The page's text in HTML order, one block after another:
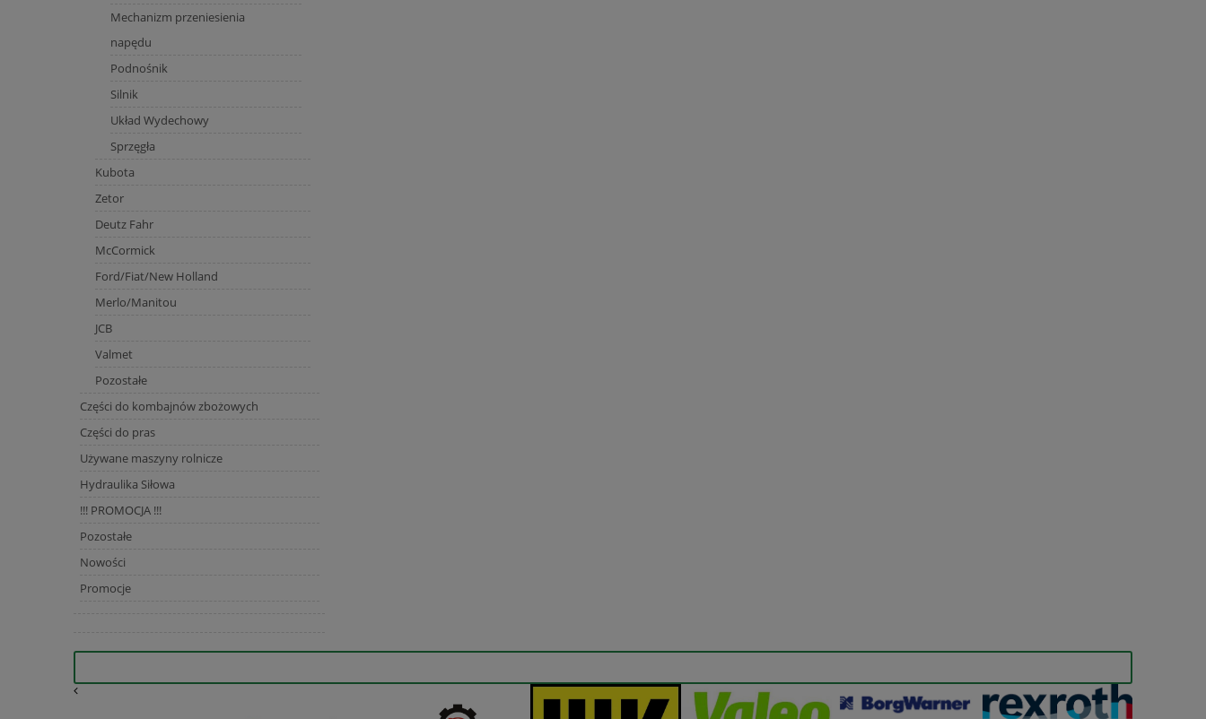
Mechanizm przeniesienia
napędu
Podnośnik
Silnik
Układ Wydechowy
Sprzęgła
Kubota
Zetor
Deutz Fahr
McCormick
Ford/Fiat/New Holland
Merlo/Manitou
JCB
Valmet
Pozostałe
Części do kombajnów zbożowych
Części do pras
Używane maszyny rolnicze
Hydraulika Siłowa
!!! PROMOCJA !!!
Pozostałe
Nowości
Promocje